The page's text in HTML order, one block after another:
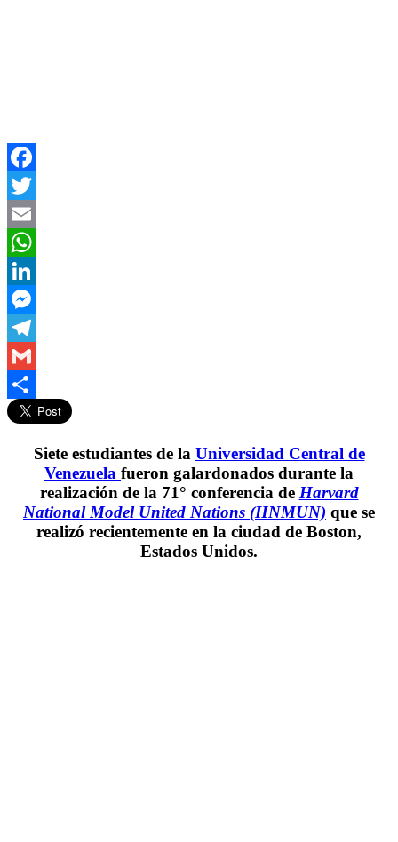
Facebook
Twitter
Email
WhatsApp
LinkedIn
Messenger
Telegram
Gmail
Compartir
Siete estudiantes de la Universidad Central de
Venezuela fueron galardonados durante la
realización de la 71° conferencia de Harvard
National Model United Nations (HNMUN) que se
realizó recientemente en la ciudad de Boston,
Estados Unidos.